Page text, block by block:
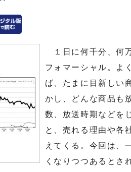
１日に何千分、何
フォマーシャル。よ
ば、たまに目新しい
かし、どんな商品も
数、放送時期などを
と、売れる理由や各
えてくる。今回は、
くなりつつあるとさ